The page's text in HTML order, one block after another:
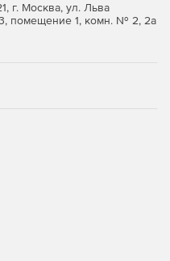
г. Москва, ул. Льва
3, помещение 1, комн. № 2, 2а